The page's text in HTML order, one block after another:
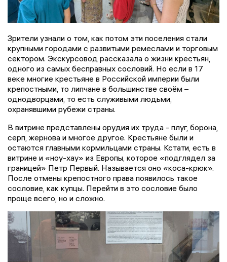
Зрители узнали о том, как потом эти поселения стали
крупными городами с развитыми ремеслами и торговым
сектором. Экскурсовод рассказала о жизни крестьян,
одного из самых бесправных сословий. Но если в 17
веке многие крестьяне в Российской империи были
крепостными, то липчане в большинстве своём –
однодворцами, то есть служивыми людьми,
охранявшими рубежи страны.
В витрине представлены орудия их труда - плуг, борона,
серп, жернова и многое другое. Крестьяне были и
остаются главными кормильцами страны. Кстати, есть в
витрине и «ноу-хау» из Европы, которое «подглядел за
границей» Петр Первый. Называется оно «коса-крюк».
После отмены крепостного права появилось такое
сословие, как купцы. Перейти в это сословие было
проще всего, но и сложно.